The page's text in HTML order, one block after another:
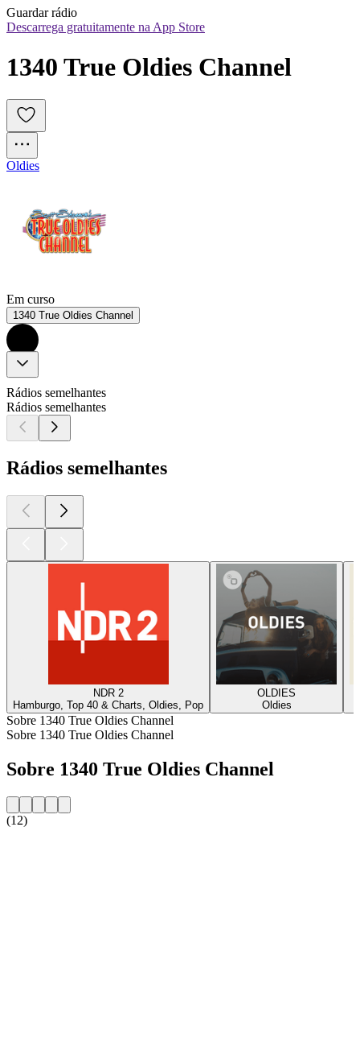
Guardar rádio
Descarrega gratuitamente na App Store
1340 True Oldies Channel
Oldies
Em curso
1340 True Oldies Channel
Rádios semelhantes
Rádios semelhantes
Rádios semelhantes
NDR 2
Hamburgo, Top 40 & Charts, Oldies, Pop
OLDIES
Oldies
Sobre 1340 True Oldies Channel
Sobre 1340 True Oldies Channel
Sobre 1340 True Oldies Channel
(12)